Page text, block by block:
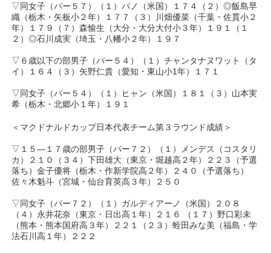
▽同女子（パー５７）（１）パノ（米国）１７４（２）◎飯島早
織（栃木・矢板小２年）１７７（３）川畑優菜（千葉・佐貫小２
年）１７９（７）森愉生（大分・大分大付小３年）１９１（１
２）◎石川成実（埼玉・八幡小２年）１９７
▽６歳以下の部男子（パー５４）（１）チャンタナヌワット（タ
イ）１６４（３）矢野仁貴（愛知・東山小1年）１７１
▽同女子（パー５４）（１）ヒャン（米国）１８１（３）山本実
希（栃木・北郷小１年）１９１
＜マクドナルドカップ日本代表チーム第３ラウンド成績＞
▽１５―１７歳の部男子（パー７２）（１）メンデス（コスタリ
カ）２１０（３４）下田雄大（東京・堀越高２年）２２３（予選
落ち）金子優将（栃木・作新学院高２年）２４０（予選落ち）
佐々木魁斗（宮城・仙台育英高３年）２５０
▽同女子（パー７２）（１）ガルディアーノ（米国）２０８
（４）永井花奈（東京・日出高１年）２１６ （１７）野口彩未
（熊本・熊本国府高３年）２２１（２３）蛭田みな美（福島・学
法石川高１年）２２２